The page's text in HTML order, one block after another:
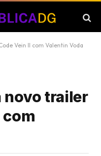
Vein II com Valentin Voda
novo trailer
com